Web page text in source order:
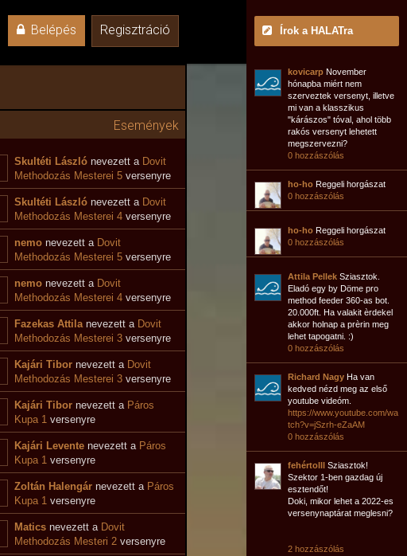
Belépés Regisztráció
Események
Skultéti Lászlónevezett a Dovit
Methodozás Mesterei 5versenyre
Skultéti Lászlónevezett a Dovit
Methodozás Mesterei 4 versenyre
nemonevezett a Dovit
Methodozás Mesterei 5versenyre
nemonevezett a Dovit
Methodozás Mesterei 4 versenyre
Fazekas Attilanevezett a Dovit
Methodozás Mesterei 3versenyre
Kajári Tibornevezett a Dovit
Methodozás Mesterei 3versenyre
Kajári Tibornevezett a Páros
Kupa 1versenyre
Kajári Leventenevezett a Páros
Kupa 1versenyre
Zoltán Halengárnevezett a Páros
Kupa 1versenyre
Maticsnevezett a Dovit
Methodozás Mesteri 2versenyre
Írok a HALATra
kovicarp November
hónapba miért nem
szerveztek versenyt, illetve
mi van a klasszikus
"kárászos" tóval, ahol több
rakós versenyt lehetett
megszervezni?
0 hozzászólás
ho-ho Reggeli horgászat
0 hozzászólás
ho-ho Reggeli horgászat
0 hozzászólás
Attila Pellek Sziasztok.
Eladó egy by Döme pro
method feeder 360-as bot.
20.000ft. Ha valakit èrdekel
akkor holnap a prèrin meg
lehet tapogatni. :)
0 hozzászólás
Richard Nagy Ha van
kedved nézd meg az első
youtube videóm.
https://www.youtube.com/wa
tch?v=jSzrh-eZaAM
0 hozzászólás
fehértolll Sziasztok!
Szektor 1-ben gazdag új
esztendőt!
Doki, mikor lehet a 2022-es
versenynaptárat meglesni?
2 hozzászólás